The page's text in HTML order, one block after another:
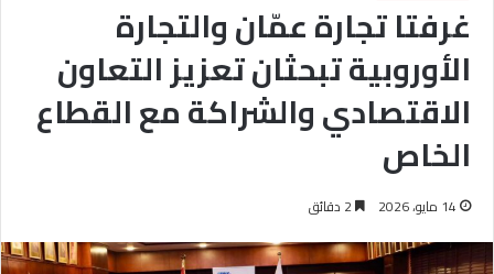
غرفتا تجارة عمّان والتجارة
الأوروبية تبحثان تعزيز التعاون
الاقتصادي والشراكة مع القطاع
الخاص
14 مايو، 2026